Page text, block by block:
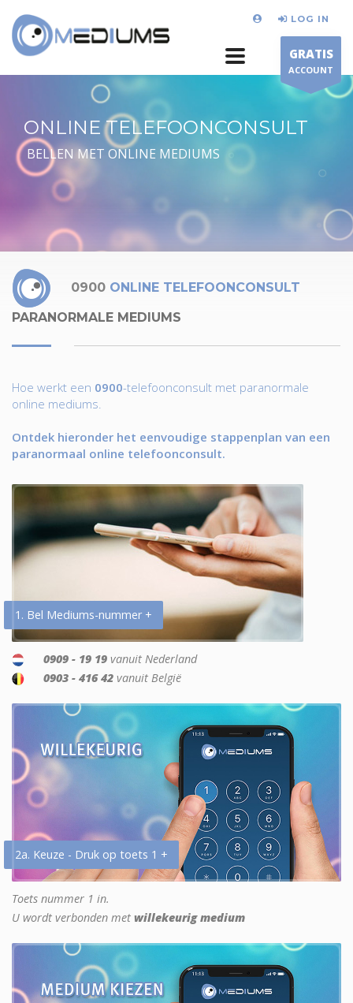
LOG IN
GRATIS
ACCOUNT
ONLINE TELEFOONCONSULT
BELLEN MET ONLINE MEDIUMS
0900 ONLINE TELEFOONCONSULT
PARANORMALE MEDIUMS
Hoe werkt een 0900-telefoonconsult met paranormale
online mediums.
Ontdek hieronder het eenvoudige stappenplan van een
paranormaal online telefoonconsult.
1. Bel Mediums-nummer +
0909 - 19 19 vanuit Nederland
0903 - 416 42 vanuit België
2a. Keuze - Druk op toets 1 +
Toets nummer 1 in.
U wordt verbonden met willekeurig medium